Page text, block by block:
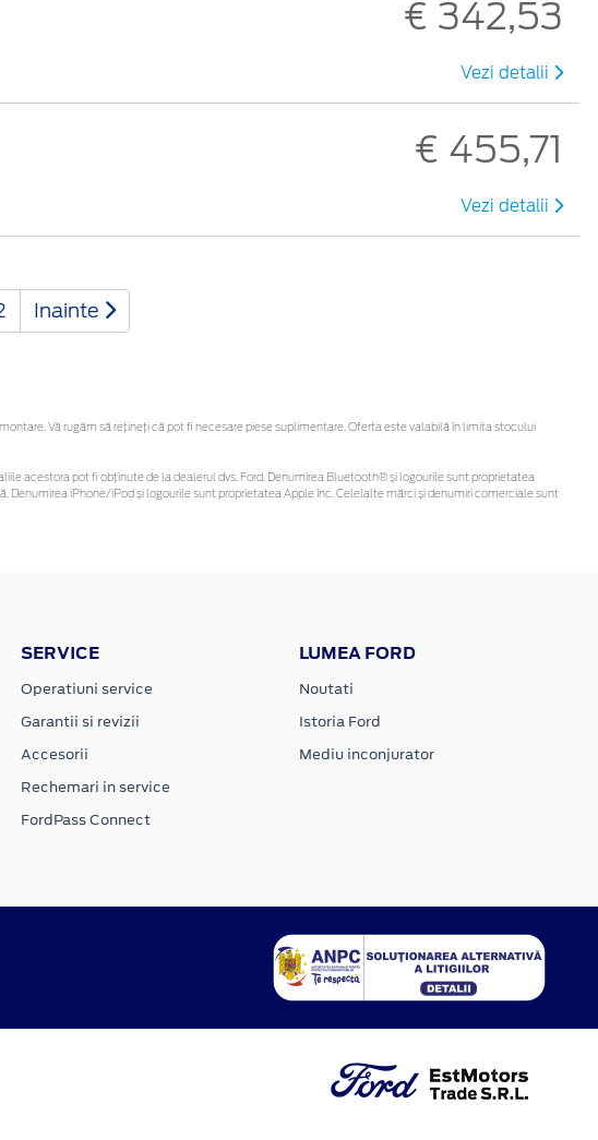
€ 342,53
Vezi detalii
€ 455,71
Vezi detalii
Inainte
Vă rugăm să rețineți că pot fi necesare piese suplimentare. Oferta este valabilă în limita stocului
acestora pot fi obținute de la dealerul dvs. Ford. Denumirea Bluetooth® și logourile sunt proprietatea
Denumirea iPhone/iPod și logourile sunt proprietatea Apple Inc. Celelalte mărci și denumiri comerciale sunt
SERVICE
Operatiuni service
Garantii si revizii
Accesorii
Rechemari in service
FordPass Connect
LUMEA FORD
Noutati
Istoria Ford
Mediu inconjurator